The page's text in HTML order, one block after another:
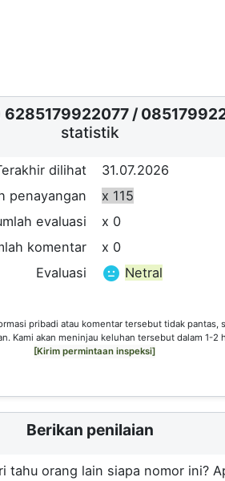
6285179922077 /
statistik
dilihat
31.07.2026
penayangan
x 115
evaluasi
x 0
komentar
x 0
Evaluasi
Netral
pribadi atau komentar tersebut tidak pantas,
Kami akan meninjau keluhan tersebut dalam 1-2
[Kirim permintaan inspeksi]
Berikan penilaian
tahu orang lain siapa nomor ini?